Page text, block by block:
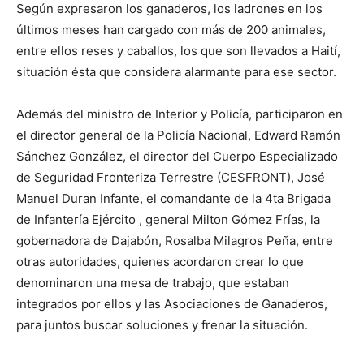
Según expresaron los ganaderos, los ladrones en los
últimos meses han cargado con más de 200 animales,
entre ellos reses y caballos, los que son llevados a Haití,
situación ésta que considera alarmante para ese sector.
Además del ministro de Interior y Policía, participaron en
el director general de la Policía Nacional, Edward Ramón
Sánchez González, el director del Cuerpo Especializado
de Seguridad Fronteriza Terrestre (CESFRONT), José
Manuel Duran Infante, el comandante de la 4ta Brigada
de Infantería Ejército , general Milton Gómez Frías, la
gobernadora de Dajabón, Rosalba Milagros Peña, entre
otras autoridades, quienes acordaron crear lo que
denominaron una mesa de trabajo, que estaban
integrados por ellos y las Asociaciones de Ganaderos,
para juntos buscar soluciones y frenar la situación.